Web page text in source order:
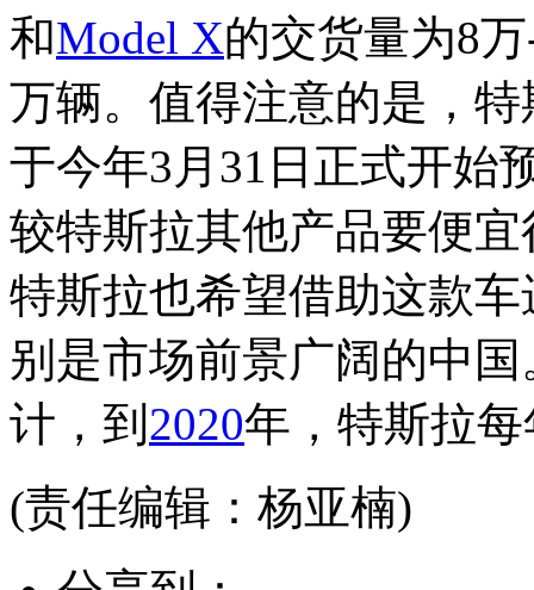
和Model X的交货量为8
万辆。值得注意的是，
于今年3月31日正式开始
较特斯拉其他产品要便
特斯拉也希望借助这款
别是市场前景广阔的中
计，到 2020年，特斯拉
(责任编辑：杨亚楠)